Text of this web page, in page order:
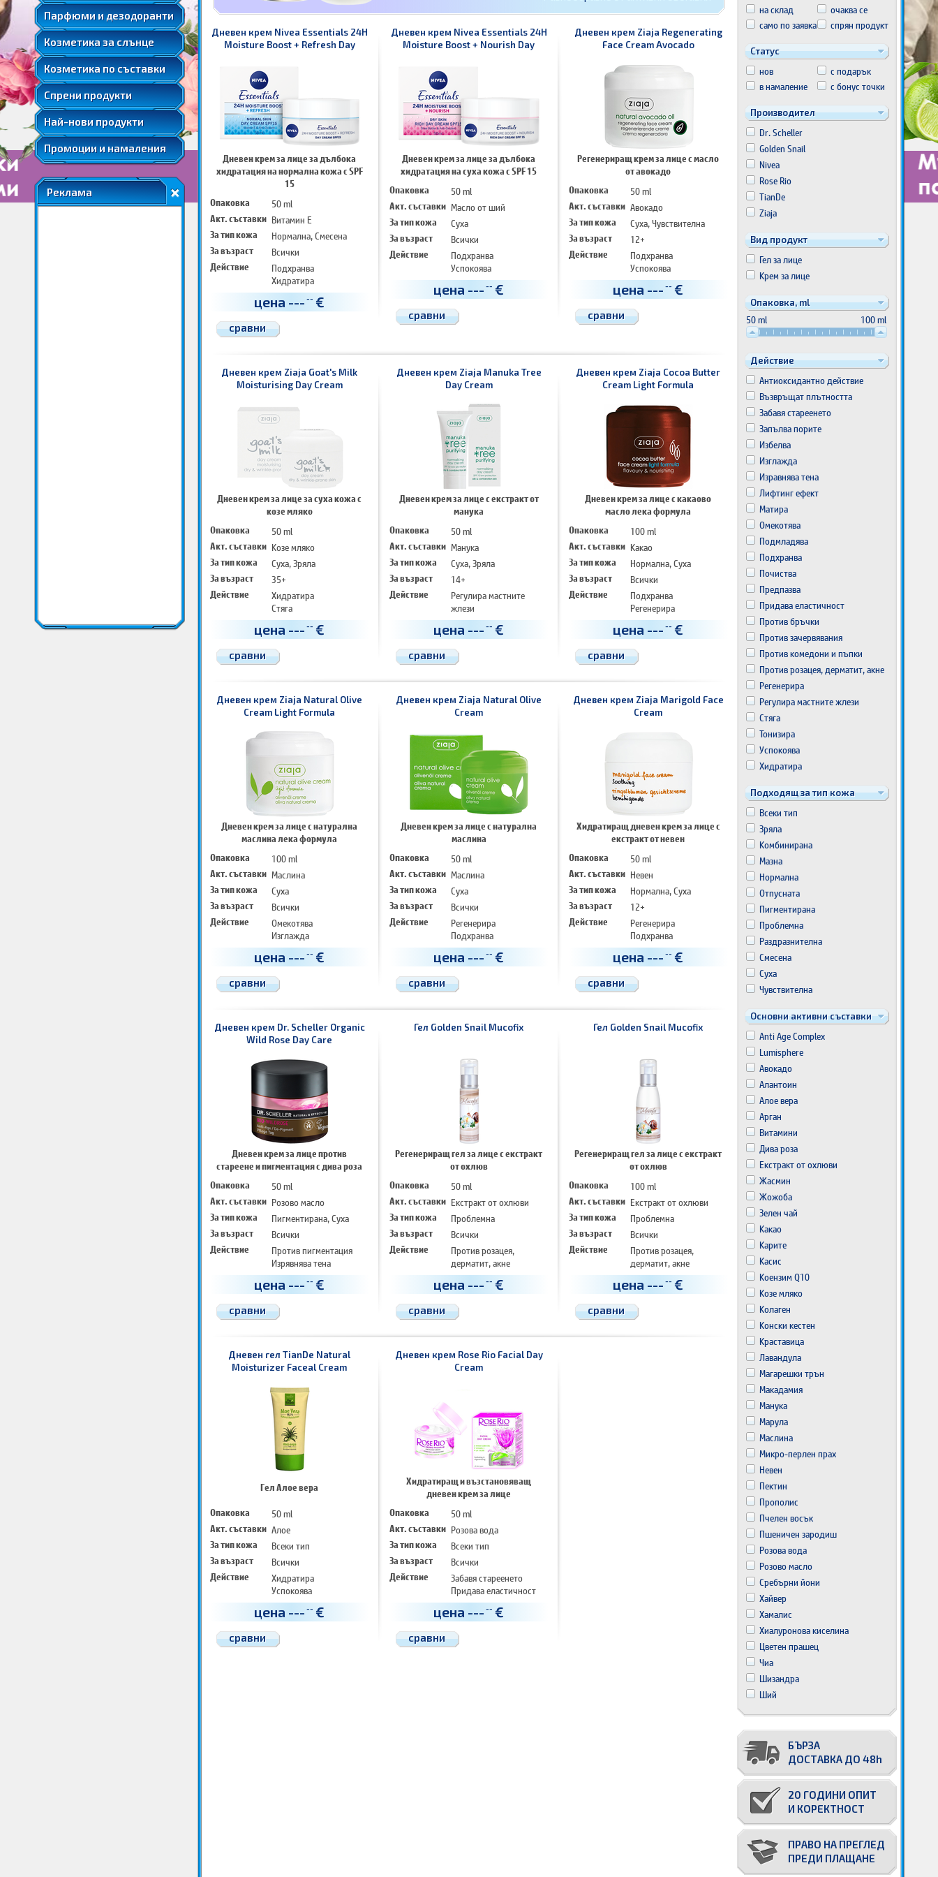
Парфюми и дезодоранти
Подаръчни комплекти парфюми
Козметика за слънце
Слънцезащитна козметика за коса
Соларна козметика
Козметика по съставки
Мента
Розова вода
Розово масло
Ший
Спрени продукти
Козметика за след слънце
Автобронзанти
Слънцезащитна козметика за лице
Слънцезащитна козметика за коса
Соларна козметика
Най-нови продукти
Промоции и намаления
Реклама
Дневен крем Nivea Essentials 24H
Moisture Boost + Refresh Day
Дневен крем за лице за дълбока
хидратация на нормална кожа с SPF
15
Опаковка
50 ml
Акт. съставки Витамин Е
За тип кожа
Нормална, Смесена
За възраст
Всички
Действие
Подхранва
Хидратира
Интензивна грижа
цена --- -- €
сравни
Дневен крем Nivea Essentials 24H
Moisture Boost + Nourish Day
Дневен крем за лице за дълбока
хидратация на суха кожа с SPF 15
Опаковка
50 ml
Акт. съставки Масло от ший
За тип кожа
Суха
За възраст
Всички
Действие
Подхранва
Успокоява
Интензивна грижа
цена --- -- €
сравни
Дневен крем Ziaja Regenerating
Face Cream Avocado
Регенериращ крем за лице с масло
от авокадо
Опаковка
50 ml
Акт. съставки Авокадо
За тип кожа
Суха, Чувствителна
За възраст
12+
Действие
Подхранва
Успокоява
Регенерира
цена --- -- €
сравни
Дневен крем Ziaja Goat's Milk
Moisturising Day Cream
Дневен крем за лице за суха кожа с
козе мляко
Опаковка
50 ml
Акт. съставки Козе мляко
За тип кожа
Суха, Зряла
За възраст
35+
Действие
Хидратира
Стяга
Успокоява
Защитава
цена --- -- €
сравни
Дневен крем Ziaja Manuka Tree
Day Cream
Дневен крем за лице с екстракт от
манука
Опаковка
50 ml
Акт. съставки Манука
За тип кожа
Суха, Зряла
За възраст
14+
Действие
Регулира мастните
жлези
Матира
Успокоява
цена --- -- €
сравни
Дневен крем Ziaja Cocoa Butter
Cream Light Formula
Дневен крем за лице с какаово
масло лека формула
Опаковка
100 ml
Акт. съставки Какао
За тип кожа
Нормална, Суха
За възраст
Всички
Действие
Подхранва
Регенерира
Хидратира
цена --- -- €
сравни
Дневен крем Ziaja Natural Olive
Cream Light Formula
Дневен крем за лице с натурална
маслина лека формула
Опаковка
100 ml
Акт. съставки Маслина
За тип кожа
Суха
За възраст
Всички
Действие
Омекотява
Изглажда
Хидратира
Успокоява
цена --- -- €
сравни
Дневен крем Ziaja Natural Olive
Cream
Дневен крем за лице с натурална
маслина
Опаковка
50 ml
Акт. съставки Маслина
За тип кожа
Суха
За възраст
Всички
Действие
Регенерира
Подхранва
Хидратира
цена --- -- €
сравни
Дневен крем Ziaja Marigold Face
Cream
Хидратиращ дневен крем за лице с
екстракт от невен
Опаковка
50 ml
Акт. съставки Невен
За тип кожа
Нормална, Суха
За възраст
12+
Действие
Регенерира
Подхранва
Изглажда
цена --- -- €
сравни
Дневен крем Dr. Scheller Organic
Wild Rose Day Care
Дневен крем за лице против
стареене и пигментация с дива роза
Опаковка
50 ml
Акт. съставки Розово масло
За тип кожа
Пигментирана, Суха
За възраст
Всички
Действие
Против пигментация
Изрявнява тена
Регенерира
цена --- -- €
сравни
Гел Golden Snail Mucofix
Регенериращ гел за лице с екстракт
от охлюв
Опаковка
50 ml
Акт. съставки Екстракт от охлюви
За тип кожа
Проблемна
За възраст
Всички
Действие
Против розацея,
дерматит, акне
Регенерира
Изглажда
цена --- -- €
сравни
Гел Golden Snail Muсоfiх
Регенериращ гел за лице с екстракт
от охлюв
Опаковка
100 ml
Акт. съставки Екстракт от охлюви
За тип кожа
Проблемна
За възраст
Всички
Действие
Против розацея,
дерматит, акне
Регенерира
Изглажда
цена --- -- €
сравни
Дневен гел TianDe Natural
Moisturizer Faceal Cream
Гел Алое вера
Опаковка
50 ml
Акт. съставки Алое
За тип кожа
Всеки тип
За възраст
Всички
Действие
Хидратира
Успокоява
цена --- -- €
сравни
Дневен крем Rose Rio Facial Day
Cream
Хидратиращ и възстановяващ
дневен крем за лице
Опаковка
50 ml
Акт. съставки Розова вода
За тип кожа
Всеки тип
За възраст
Всички
Действие
Забавя стареенето
Придава еластичност
Подхранва
цена --- -- €
сравни
на склад
очаква се
само по заявка
спрян продукт
Статус
нов
с подарък
в намаление
с бонус точки
Производител
Dr. Scheller
Golden Snail
Nivea
Rose Rio
TianDe
Ziaja
Вид продукт
Гел за лице
Крем за лице
Опаковка, ml
50 ml 100 ml
Действие
Aнтиоксидантно действие
Възвръщат плътността
Забавя стареенето
Запълва порите
Избелва
Изглажда
Изравнява тена
Лифтинг ефект
Матира
Омекотява
Подмладява
Подхранва
Почиства
Предпазва
Придава еластичност
Против бръчки
Против зачервявания
Против комедони и пъпки
Против розацея, дерматит, акне
Регенерира
Регулира мастните жлези
Стяга
Тонизира
Успокоява
Хидратира
Подходящ за тип кожа
Всеки тип
Зряла
Комбинирана
Мазна
Нормална
Отпусната
Пигментирана
Проблемна
Раздразнителна
Смесена
Суха
Чувствителна
Основни активни съставки
Anti Age Complex
Lumisphere
Авокадо
Алантоин
Алое вера
Арган
Витамини
Дива роза
Екстракт от охлюви
Жасмин
Жожоба
Зелен чай
Какао
Карите
Касис
Коензим Q10
Козе мляко
Колаген
Конски кестен
Краставица
Лавандула
Магарешки трън
Макадамия
Манука
Марула
Маслина
Микро-перлен прах
Невен
Пектин
Прополис
Пчелен восък
Пшеничен зародиш
Розова вода
Розово масло
Сребърни йони
Хайвер
Хамалис
Хиалуронова киселина
Цветен прашец
Чиа
Шизандра
Ший
БЪРЗА
ДОСТАВКА ДО 48h
20 ГОДИНИ ОПИТ
И КОРЕКТНОСТ
ПРАВО НА ПРЕГЛЕД
ПРЕДИ ПЛАЩАНЕ